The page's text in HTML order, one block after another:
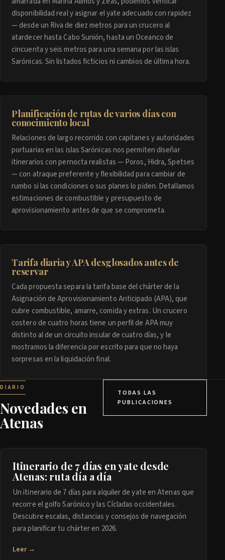
disponibilidad real y asignar el yate adecuado con rapidez
— desde un Riva de diez metros para un crucero al
atardecer hasta Cabo Sunión, hasta un Oceanco de
cincuenta y seis metros para una semana por las islas
Sarónicas. Sin listados ficticios ni cambios de última hora.
Planificación de rutas de varios días con
conocimiento local
Relaciones de largo recorrido con capitanes y autoridades
portuarias en las islas Sarónicas nos permiten diseñar
itinerarios con pernocta realistas — Poros, Hidra, Spetses
— con atraque preferente y flexibilidad para cambiar de
rumbo si las condiciones o sus planes lo piden. Detallamos
estimaciones de combustible y presupuesto de
aprovisionamiento antes de que se comprometa.
Tarifa diaria y APA desglosados antes de
reservar
Cada propuesta separa la tarifa base del chárter de la
Asignación de Aprovisionamiento Anticipado (APA), que
cubre combustible, amarre, comida y extras. Un crucero
costero de cuatro horas tiene un perfil de APA muy
distinto al de un circuito insular de cuatro días, y le
mostramos la diferencia por escrito para que no haya
sorpresas en la liquidación final.
DIARIO
Novedades en
Atenas
TODAS LAS
PUBLICACIONES
Itinerario de 7 días en yate desde
Atenas: ruta día a día
Un itinerario de 7 días para alquiler de yate en Atenas que
recorre el golfo Sarónico y las Cícladas occidentales.
Descubre escalas, distancias y consejos de navegación
para planificar tu chárter en 2026.
Leer →